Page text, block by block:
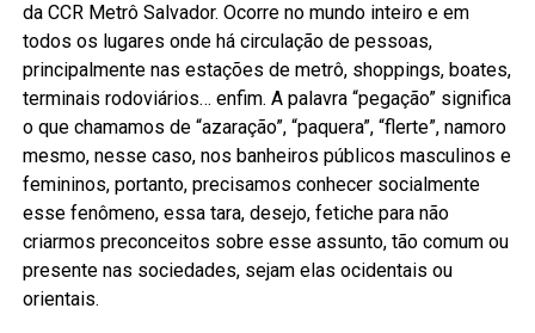
da CCR Metrô Salvador. Ocorre no mundo inteiro e em
todos os lugares onde há circulação de pessoas,
principalmente nas estações de metrô, shoppings, boates,
terminais rodoviários… enfim. A palavra “pegação” significa
o que chamamos de “azaração”, “paquera”, “flerte”, namoro
mesmo, nesse caso, nos banheiros públicos masculinos e
femininos, portanto, precisamos conhecer socialmente
esse fenômeno, essa tara, desejo, fetiche para não
criarmos preconceitos sobre esse assunto, tão comum ou
presente nas sociedades, sejam elas ocidentais ou
orientais.